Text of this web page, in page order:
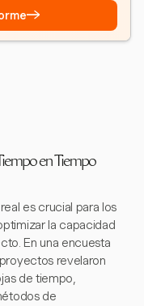
→
en Tiempo
es crucial para los
la capacidad
En una encuesta
revelaron
de tiempo,
de